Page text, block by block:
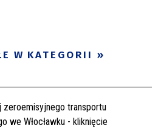
W KATEGORII